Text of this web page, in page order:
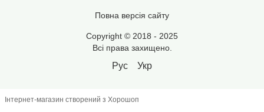
Повна версія сайту
Copyright © 2018 - 2025
Всі права захищено.
Рус Укр
Інтернет-магазин створений з Хорошоп